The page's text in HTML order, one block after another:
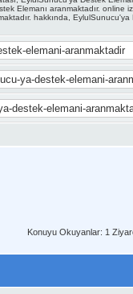
Elemanı aranmaktadır.
hakkında,
Konuyu Okuyanlar: 1